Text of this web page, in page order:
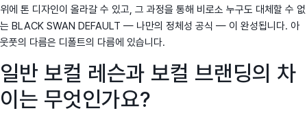
위에 톤 디자인이 올라갈 수 있고, 그 과정을 통해 비로소 누구도 대체할 수 없
는 BLACK SWAN DEFAULT — 나만의 정체성 공식 — 이 완성됩니다. 아
웃풋의 다름은 디폴트의 다름에 있습니다.
일반 보컬 레슨과 보컬 브랜딩의 차
이는 무엇인가요?